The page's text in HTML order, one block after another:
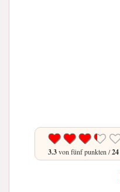
3.3von fünf punkten /24